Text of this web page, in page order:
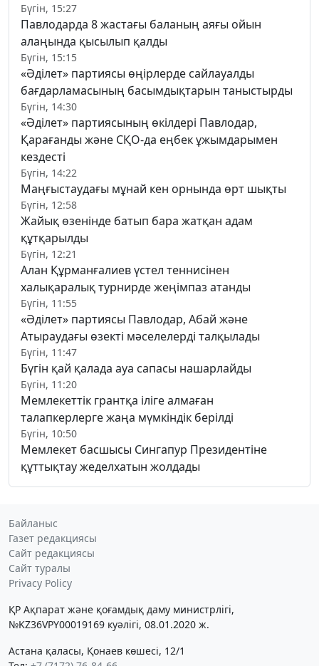
Бүгін, 15:27
Павлодарда 8 жастағы баланың аяғы ойын
алаңында қысылып қалды
Бүгін, 15:15
«Әділет» партиясы өңірлерде сайлауалды
бағдарламасының басымдықтарын таныстырды
Бүгін, 14:30
«Әділет» партиясының өкілдері Павлодар,
Қарағанды және СҚО-да еңбек ұжымдарымен
кездесті
Бүгін, 14:22
Маңғыстаудағы мұнай кен орнында өрт шықты
Бүгін, 12:58
Жайық өзенінде батып бара жатқан адам
құтқарылды
Бүгін, 12:21
Алан Құрманғалиев үстел теннисінен
халықаралық турнирде жеңімпаз атанды
Бүгін, 11:55
«Әділет» партиясы Павлодар, Абай және
Атыраудағы өзекті мәселелерді талқылады
Бүгін, 11:47
Бүгін қай қалада ауа сапасы нашарлайды
Бүгін, 11:20
Мемлекеттік грантқа іліге алмаған
талапкерлерге жаңа мүмкіндік берілді
Бүгін, 10:50
Мемлекет басшысы Сингапур Президентіне
құттықтау жеделхатын жолдады
Байланыс
Газет редакциясы
Сайт редакциясы
Сайт туралы
Privacy Policy
ҚР Ақпарат және қоғамдық даму министрлігі,
№KZ36VPY00019169 куәлігі, 08.01.2020 ж.
Астана қаласы, Қонаев көшесі, 12/1